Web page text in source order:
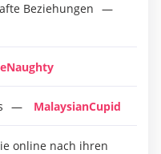
Beziehungen
MalaysianCupid
online nach ihren